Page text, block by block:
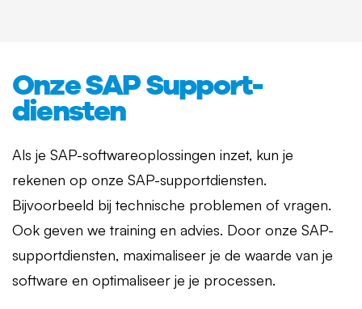
Onze SAP Support-
diensten
Als je SAP-softwareoplossingen inzet, kun je
rekenen op onze SAP-supportdiensten.
Bijvoorbeeld bij technische problemen of vragen.
Ook geven we training en advies. Door onze SAP-
supportdiensten, maximaliseer je de waarde van je
software en optimaliseer je je processen.